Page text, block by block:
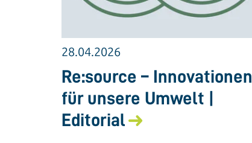
28.04.2026
Re:source – Innovationen
für unsere Umwelt |
Editorial